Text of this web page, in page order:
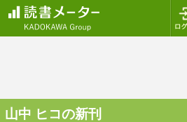
山中 ヒコの新刊